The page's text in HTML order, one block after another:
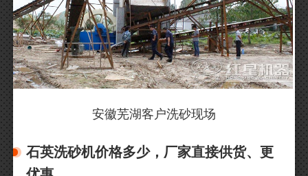
安徽芜湖客户洗砂现场
石英洗砂机价格多少，厂家直接供货、更